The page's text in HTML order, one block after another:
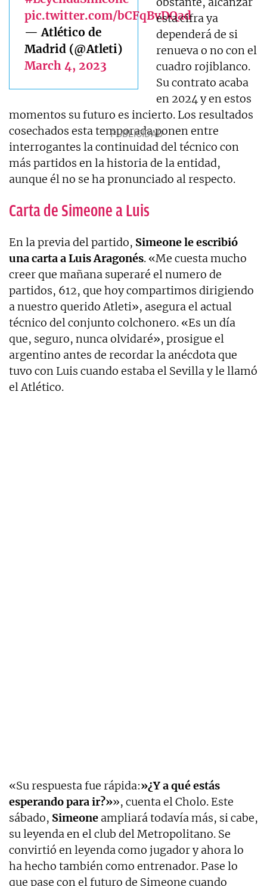
pic.twitter.com/bCFqBvDQad
— Atlético de
Madrid (@Atleti)
March 4, 2023
esta cifra ya
dependerá de si
renueva o no con el
cuadro rojiblanco.
Su contrato acaba
en 2024 y en estos
momentos su futuro es incierto. Los resultados
cosechados esta temporada ponen entre
interrogantes la continuidad del técnico con
más partidos en la historia de la entidad,
aunque él no se ha pronunciado al respecto.
Carta de Simeone a Luis
En la previa del partido, Simeonele escribió
una carta a Luis Aragonés. «Me cuesta mucho
creer que mañana superaré el numero de
partidos, 612, que hoy compartimos dirigiendo
a nuestro querido Atleti», asegura el actual
técnico del conjunto colchonero. «Es un día
que, seguro, nunca olvidaré», prosigue el
argentino antes de recordar la anécdota que
tuvo con Luis cuando estaba el Sevilla y le llamó
el Atlético.
«Su respuesta fue rápida:»¿Y a qué estás
esperando para ir?»», cuenta el Cholo. Este
sábado, Simeone ampliará todavía más, si cabe,
su leyenda en el club del Metropolitano. Se
convirtió en leyenda como jugador y ahora lo
ha hecho también como entrenador. Pase lo
que pase con el futuro de Simeone cuando